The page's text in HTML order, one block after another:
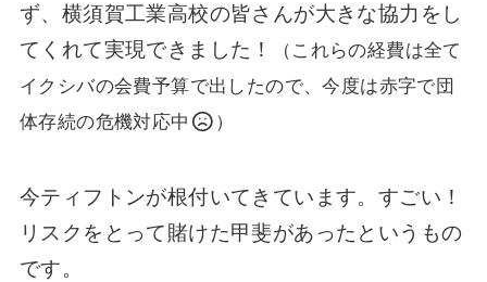
ず、横須賀工業高校の皆さんが大きな協力をし
てくれて実現できました！
（これらの経費は全て
イクシバの会費予算で出したので、今度は赤字で団
体存続の危機対応中
）
今ティフトンが根付いてきています。すごい！
リスクをとって賭けた甲斐があったというもの
です。